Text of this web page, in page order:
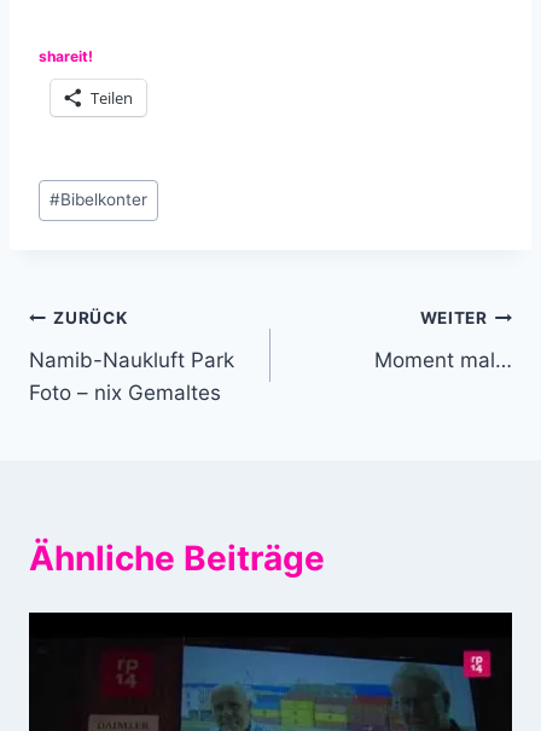
shareit!
Teilen
Schlagworte:
#Bibelkonter
Beitragsnavigation
ZURÜCK
Namib-Naukluft Park
Foto – nix Gemaltes
WEITER
Moment mal…
Ähnliche Beiträge